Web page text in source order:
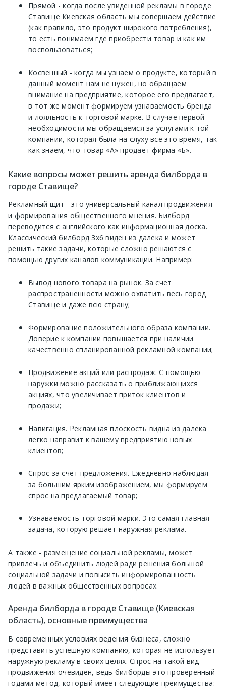
Прямой - когда после увиденной рекламы в городе
Ставище Киевская область мы совершаем действие
(как правило, это продукт широкого потребления),
то есть понимаем где приобрести товар и как им
воспользоваться;
Косвенный - когда мы узнаем о продукте, который в
данный момент нам не нужен, но обращаем
внимание на предприятие, которое его предлагает,
в тот же момент формируем узнаваемость бренда
и лояльность к торговой марке. В случае первой
необходимости мы обращаемся за услугами к той
компании, которая была на слуху все это время, так
как знаем, что товар «А» продает фирма «Б».
Какие вопросы может решить аренда билборда в
городе Ставище?
Рекламный щит - это универсальный канал продвижения
и формирования общественного мнения. Билборд
переводится с английского как информационная доска.
Классический билборд 3х6 виден из далека и может
решить такие задачи, которые сложно решаются с
помощью других каналов коммуникации. Например:
Вывод нового товара на рынок. За счет
распространенности можно охватить весь город
Ставище и даже всю страну;
Формирование положительного образа компании.
Доверие к компании повышается при наличии
качественно спланированной рекламной компании;
Продвижение акций или распродаж. С помощью
наружки можно рассказать о приближающихся
акциях, что увеличивает приток клиентов и
продажи;
Навигация. Рекламная плоскость видна из далека
легко направит к вашему предприятию новых
клиентов;
Спрос за счет предложения. Ежедневно наблюдая
за большим ярким изображением, мы формируем
спрос на предлагаемый товар;
Узнаваемость торговой марки. Это самая главная
задача, которую решает наружная реклама.
А также - размещение социальной рекламы, может
привлечь и объединить людей ради решения большой
социальной задачи и повысить информированность
людей в важных общественных вопросах.
Аренда билборда в городе Ставище (Киевская
область), основные преимущества
В современных условиях ведения бизнеса, сложно
представить успешную компанию, которая не использует
наружную рекламу в своих целях. Спрос на такой вид
продвижения очевиден, ведь билборды это проверенный
годами метод, который имеет следующие преимущества: